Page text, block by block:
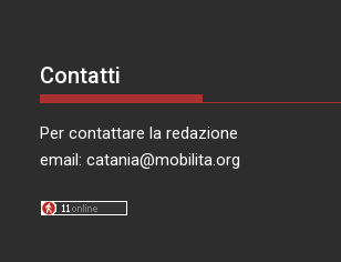
Contatti
Per contattare la redazione
email:catania@mobilita.org